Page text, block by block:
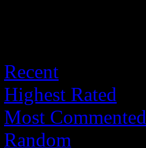
Recent
Highest Rated
Most Commented
Random